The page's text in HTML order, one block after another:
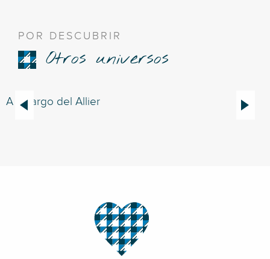
POR DESCUBRIR
Otros universos
A lo largo del Allier